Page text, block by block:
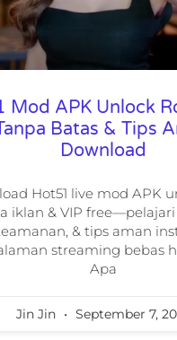
Mod APK Unlock
Batas & Tips
Download
Hot51 live mod APK
iklan & VIP
& tips aman
streaming bebas
Apa
Jin Jin September 7,